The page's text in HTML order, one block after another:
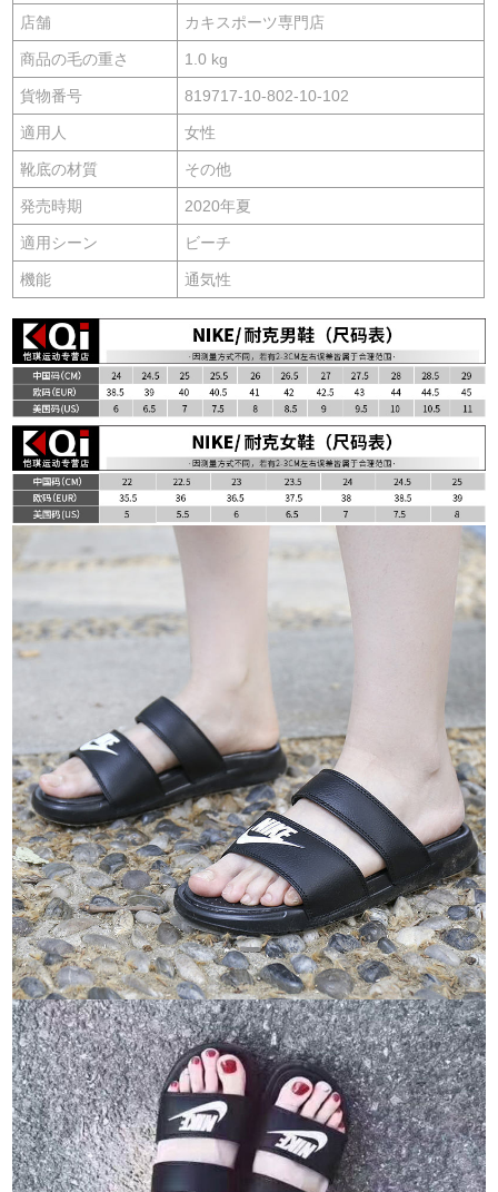
店舗 カキスポーツ専門店
商品の毛の重さ 1.0 kg
貨物番号 819717-10-802-10-102
適用人 女性
靴底の材質 その他
発売時期 2020年夏
適用シーン ビーチ
機能 通気性